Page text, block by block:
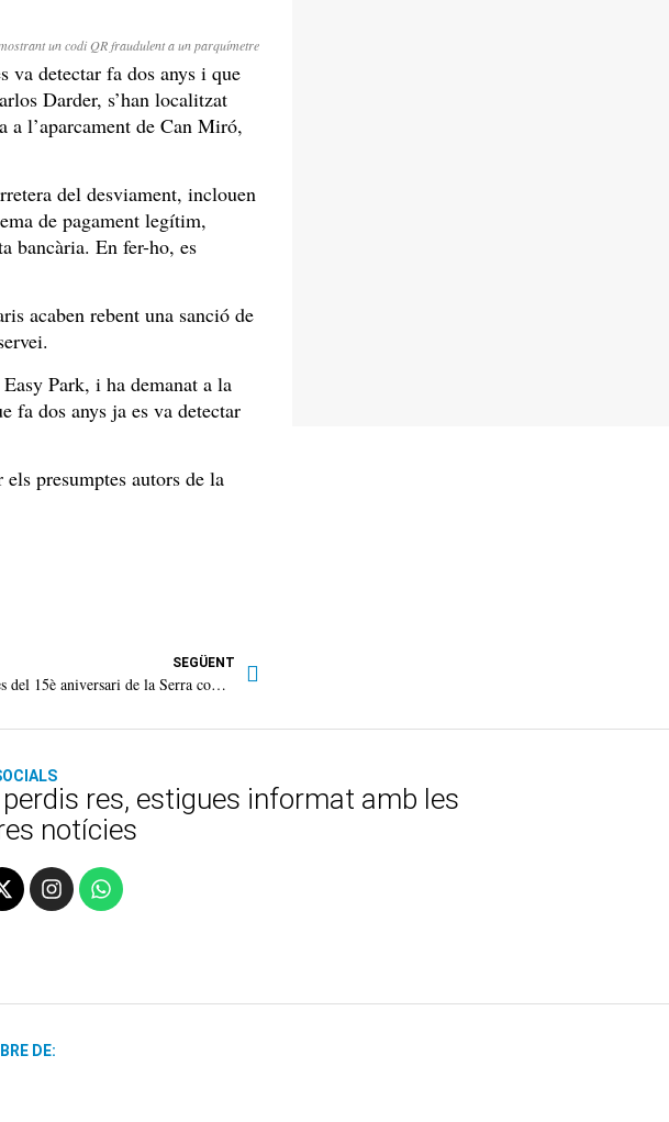
un codi QR fraudulent a un parquímetre
va detectar fa dos anys i que
Darder, s’han localitzat
a l’aparcament de Can Miró,
del desviament, inclouen
de pagament legítim,
bancària. En fer-ho, es
acaben rebent una sanció de
Park, i ha demanat a la
fa dos anys ja es va detectar
presumptes autors de la
SEGÜENT
Sóller acollirà nombroses activitats dels actes del 15è aniversari de la Serra com a Patrimoni Mundial
res, estigues informat amb les
notícies
DE: